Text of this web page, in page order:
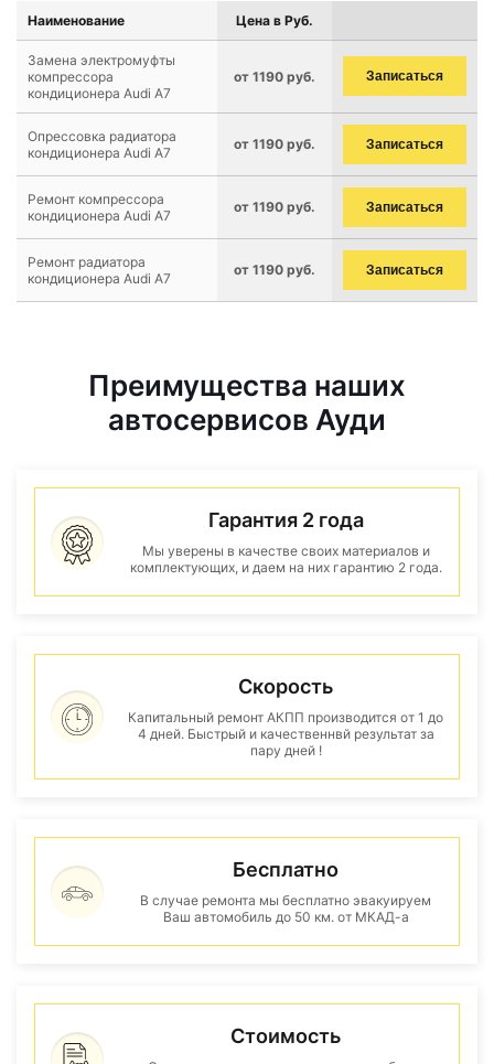
Наименование Цена в Руб.
Замена электромуфты
компрессора
кондиционера Audi A7
от 1190 руб. Записаться
Опрессовка радиатора
кондиционера Audi A7
от 1190 руб. Записаться
Ремонт компрессора
кондиционера Audi A7
от 1190 руб. Записаться
Ремонт радиатора
кондиционера Audi A7
от 1190 руб. Записаться
Преимущества наших
автосервисов Ауди
Гарантия 2 года
Мы уверены в качестве своих материалов и
комплектующих, и даем на них гарантию 2 года.
Скорость
Капитальный ремонт АКПП производится от 1 до
4 дней. Быстрый и качественнвй результат за
пару дней !
Бесплатно
В случае ремонта мы бесплатно эвакуируем
Ваш автомобиль до 50 км. от МКАД-а
Стоимость